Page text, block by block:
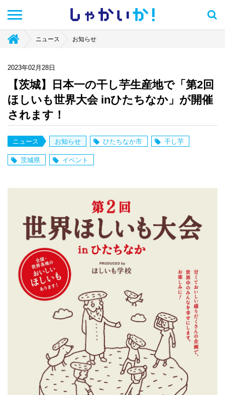
しゃかい か！
ニュース お知らせ
2023年02月28日
【茨城】日本一の干し芋生産地で「第2回
ほしいも世界大会 inひたちなか」が開催
されます！
ニュース お知らせ ひたちなか市 干し芋
茨城県 イベント